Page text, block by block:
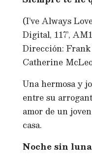
(I’ve Always
Digital, 117’,
Dirección:
Catherine
Una hermosa y
entre su
amor de un
casa.
Noche sin luna